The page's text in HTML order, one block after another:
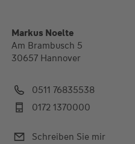
Markus Noelte
Am Brambusch 5
30657 Hannover
0511 76835538
0172 1370000
Schreiben Sie mir